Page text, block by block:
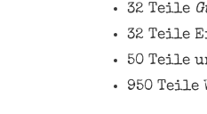
32 Teile
32 Teile
50 Teile
950 Teile